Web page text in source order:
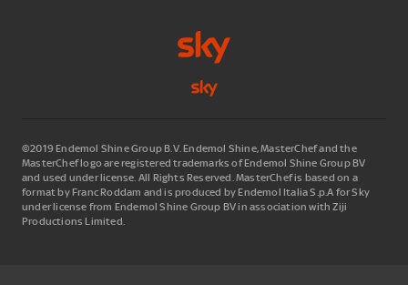
©2019 Endemol Shine Group B.V. Endemol Shine, MasterChef and the
MasterChef logo are registered trademarks of Endemol Shine Group BV
and used under license. All Rights Reserved. MasterChef is based on a
format by Franc Roddam and is produced by Endemol Italia S.p.A for Sky
under license from Endemol Shine Group BV in association with Ziji
Productions Limited.